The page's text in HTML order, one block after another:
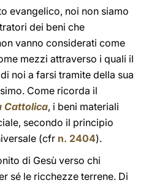
evangelico, noi non siamo
dei beni che
vanno considerati come
mezzi attraverso i quali il
noi a farsi tramite della sua
Come ricorda il
Cattolica, i beni materiali
secondo il principio
(cfr n. 2404).
di Gesù verso chi
sé le ricchezze terrene. Di